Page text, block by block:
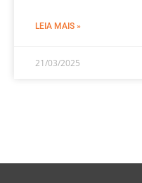
LEIA MAIS »
21/03/2025